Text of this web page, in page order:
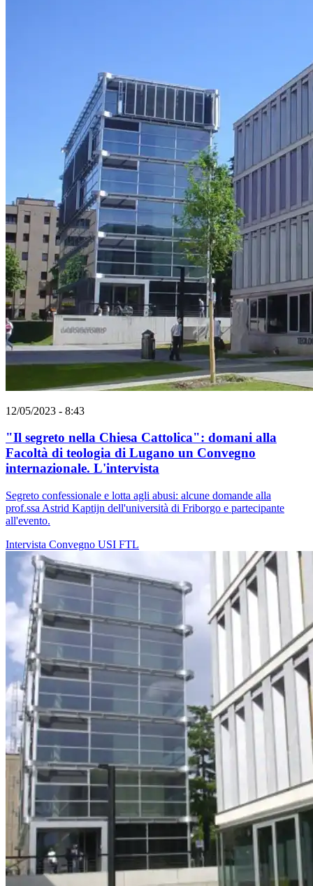
12/05/2023 - 8:43
"Il segreto nella Chiesa Cattolica": domani alla
Facoltà di teologia di Lugano un Convegno
internazionale. L'intervista
Segreto confessionale e lotta agli abusi: alcune domande alla
prof.ssa Astrid Kaptijn dell'università di Friborgo e partecipante
all'evento.
Intervista Convegno USI FTL